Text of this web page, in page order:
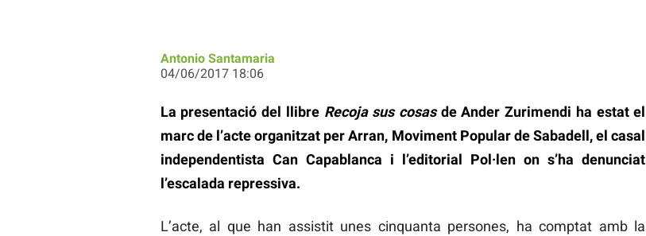
Antonio Santamaria
04/06/2017 18:06
La presentació del llibre Recoja sus cosasde Ander Zurimendi ha estat el
marc de l’acte organitzat per Arran, Moviment Popular de Sabadell, el casal
independentista Can Capablanca i l’editorial Pol·len on s’ha denunciat
l’escalada repressiva.
L’acte, al que han assistit unes cinquanta persones, ha comptat amb la